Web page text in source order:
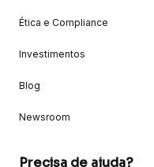
Ética e Compliance
Investimentos
Blog
Newsroom
Precisa de ajuda?